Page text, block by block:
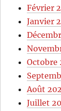
Février
Janvier
Octobre
Août
Juillet